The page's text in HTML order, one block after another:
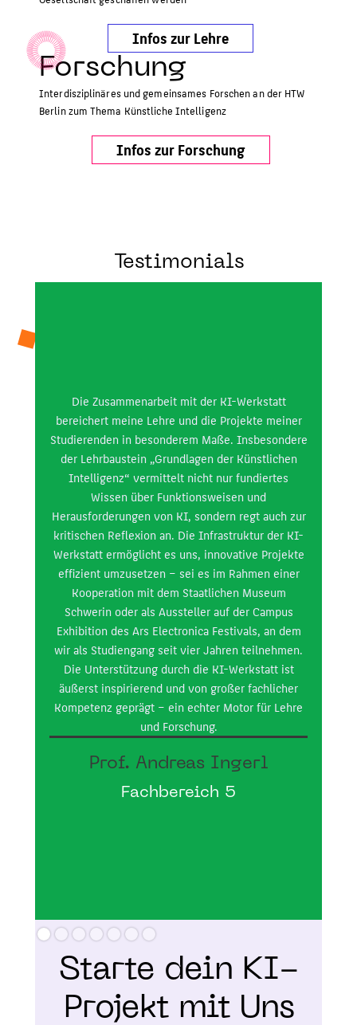
Infos zur Lehre
Forschung
Interdisziplinäres und gemeinsames Forschen an der HTW
Berlin zum Thema Künstliche Intelligenz
Infos zur Forschung
Testimonials
Die Zusammenarbeit mit der KI-Werkstatt
bereichert meine Lehre und die Projekte meiner
Studierenden in besonderem Maße. Insbesondere
der Lehrbaustein „Grundlagen der Künstlichen
Intelligenz“ vermittelt nicht nur fundiertes
Wissen über Funktionsweisen und
Herausforderungen von KI, sondern regt auch zur
kritischen Reflexion an. Die Infrastruktur der KI-
Werkstatt ermöglicht es uns, innovative Projekte
effizient umzusetzen – sei es im Rahmen einer
Kooperation mit dem Staatlichen Museum
Schwerin oder als Aussteller auf der Campus
Exhibition des Ars Electronica Festivals, an dem
wir als Studiengang seit vier Jahren teilnehmen.
Die Unterstützung durch die KI-Werkstatt ist
äußerst inspirierend und von großer fachlicher
Kompetenz geprägt – ein echter Motor für Lehre
und Forschung.
Prof. Andreas Ingerl
Fachbereich 5
Slide 2 of 7.
Starte dein KI-
Projekt mit Uns